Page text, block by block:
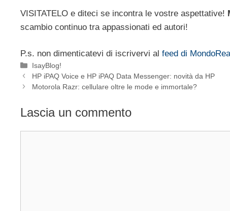
VISITATELO e diteci se incontra le vostre aspettative!
scambio continuo tra appassionati ed autori!
P.s. non dimenticatevi di iscrivervi al feed di
Categorie
IsayBlog!
HP iPAQ Voice e HP iPAQ Data Messenger: novità da HP
Motorola Razr: cellulare oltre le mode e immortale?
Lascia un commento